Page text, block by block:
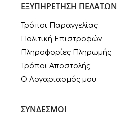
ΕΞΥΠΗΡΕΤΗΣΗ ΠΕΛΑΤΩΝ
Τρόποι Παραγγελίας
Πολιτική Επιστροφών
Πληροφορίες Πληρωμής
Τρόποι Αποστολής
Ο Λογαριασμός μου
ΣΥΝΔΕΣΜΟΙ